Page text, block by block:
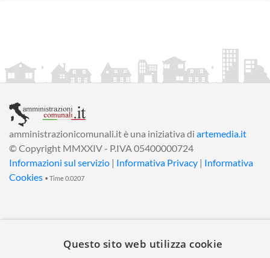
amministrazionicomunali.it è una iniziativa di artemedia.it
© Copyright MMXXIV - P.IVA 05400000724
Informazioni sul servizio | Informativa Privacy | Informativa
Cookies • Time 0.0207
Questo sito web utilizza cookie